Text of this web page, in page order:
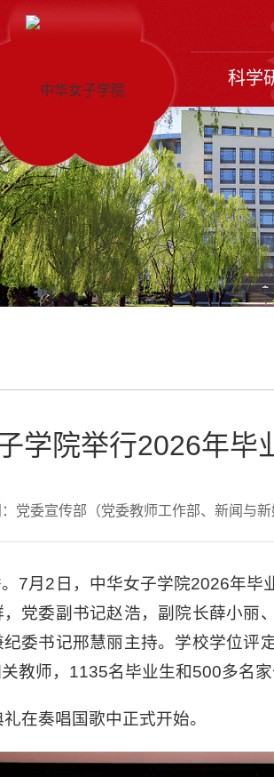
科学
学院举行2026年毕
党委宣传部（党委教师工作部、新闻与
7月2日，中华女子学院2026年
党委副书记赵浩，副院长薛小丽
委书记邢慧丽主持。学校学位评
教师，1135名毕业生和500多名
在奏唱国歌中正式开始。